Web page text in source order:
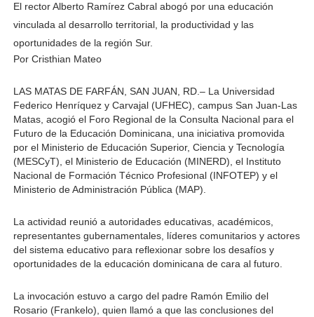
El rector Alberto Ramírez Cabral abogó por una educación
vinculada al desarrollo territorial, la productividad y las
oportunidades de la región Sur.
Por Cristhian Mateo
LAS MATAS DE FARFÁN, SAN JUAN, RD. – La Universidad
Federico Henríquez y Carvajal (UFHEC), campus San Juan-Las
Matas, acogió el Foro Regional de la Consulta Nacional para el
Futuro de la Educación Dominicana, una iniciativa promovida
por el Ministerio de Educación Superior, Ciencia y Tecnología
(MESCyT), el Ministerio de Educación (MINERD), el Instituto
Nacional de Formación Técnico Profesional (INFOTEP) y el
Ministerio de Administración Pública (MAP).
La actividad reunió a autoridades educativas, académicos,
representantes gubernamentales, líderes comunitarios y actores
del sistema educativo para reflexionar sobre los desafíos y
oportunidades de la educación dominicana de cara al futuro.
La invocación estuvo a cargo del padre Ramón Emilio del
Rosario (Frankelo), quien llamó a que las conclusiones del